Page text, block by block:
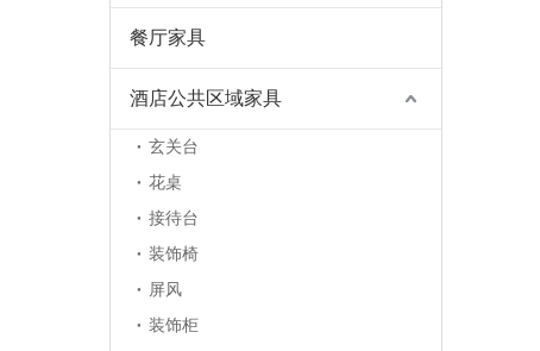
餐厅家具
酒店公共区域家具
玄关台
花桌
接待台
装饰椅
屏风
装饰柜